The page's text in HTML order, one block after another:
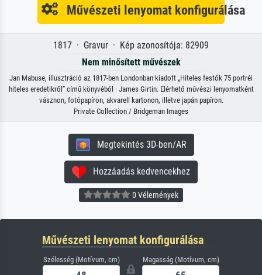
Művészeti lenyomat konfigurálása
1817 · Gravur · Kép azonosítója: 82909
Nem minősített művészek
Jan Mabuse, illusztráció az 1817-ben Londonban kiadott „Hiteles festők 75 portréi
hiteles eredetikről” című könyvéből · James Girtin. Elérhető művészi lenyomatként
vásznon, fotópapíron, akvarell kartonon, illetve japán papíron.
Private Collection / Bridgeman Images
Megtekintés 3D-ben/AR
Hozzáadás kedvencekhez
0 Vélemények
Művészeti lenyomat konfigurálása
Szélesség (Motívum, cm) Magasság (Motívum, cm)